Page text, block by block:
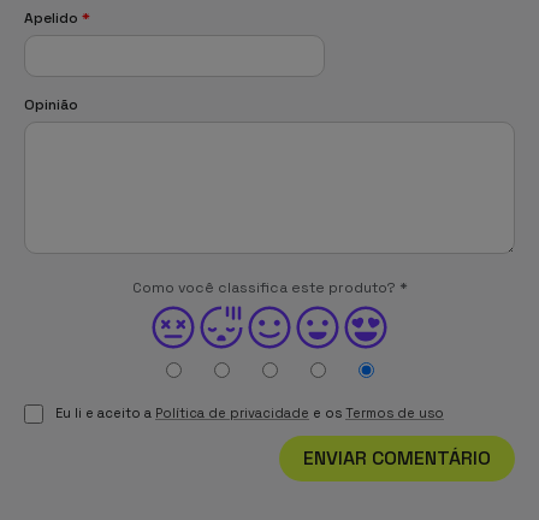
Apelido *
Opinião
Como você classifica este produto? *
Eu li e aceito a Política de privacidade e os Termos de uso
ENVIAR COMENTÁRIO